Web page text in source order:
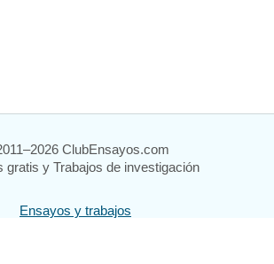
ClubEnsayos.com
gratis y Trabajos de investigación
Ensayos y trabajos